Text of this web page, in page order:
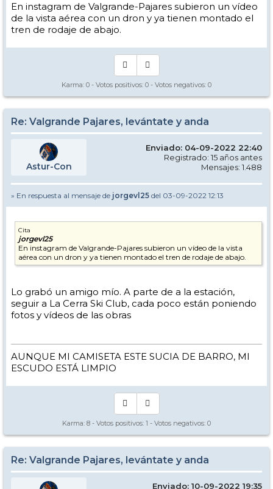
En instagram de Valgrande-Pajares subieron un vídeo
de la vista aérea con un dron y ya tienen montado el
tren de rodaje de abajo.
Karma: 0 - Votos positivos: 0 - Votos negativos: 0
Re: Valgrande Pajares, levántate y anda
Astur-Con
Enviado: 04-09-2022 22:40
Registrado: 15 años antes
Mensajes: 1.488
» En respuesta al mensaje de jorgevl25 del 03-09-2022 12:13
Cita
jorgevl25
En instagram de Valgrande-Pajares subieron un vídeo de la vista
aérea con un dron y ya tienen montado el tren de rodaje de abajo.
Lo grabó un amigo mío. A parte de a la estación,
seguir a La Cerra Ski Club, cada poco están poniendo
fotos y vídeos de las obras
AUNQUE MI CAMISETA ESTE SUCIA DE BARRO, MI
ESCUDO ESTÁ LIMPIO
Karma: 8 - Votos positivos: 1 - Votos negativos: 0
Re: Valgrande Pajares, levántate y anda
Enviado: 10-09-2022 19:35